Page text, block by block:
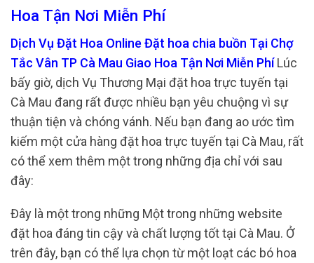
Hoa Tận Nơi Miễn Phí
Dịch Vụ Đặt Hoa Online Đặt hoa chia buồn Tại Chợ
Tắc Vân TP Cà Mau Giao Hoa Tận Nơi Miễn PhíLúc
bấy giờ, dịch Vụ Thương Mại đặt hoa trực tuyến tại
Cà Mau đang rất được nhiều bạn yêu chuộng vì sự
thuận tiện và chóng vánh. Nếu bạn đang ao ước tìm
kiếm một cửa hàng đặt hoa trực tuyến tại Cà Mau, rất
có thể xem thêm một trong những địa chỉ với sau
đây:
Đây là một trong những Một trong những website
đặt hoa đáng tin cậy và chất lượng tốt tại Cà Mau. Ở
trên đây, bạn có thể lựa chọn từ một loạt các bó hoa